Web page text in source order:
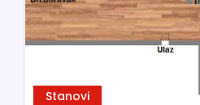
Stanovi